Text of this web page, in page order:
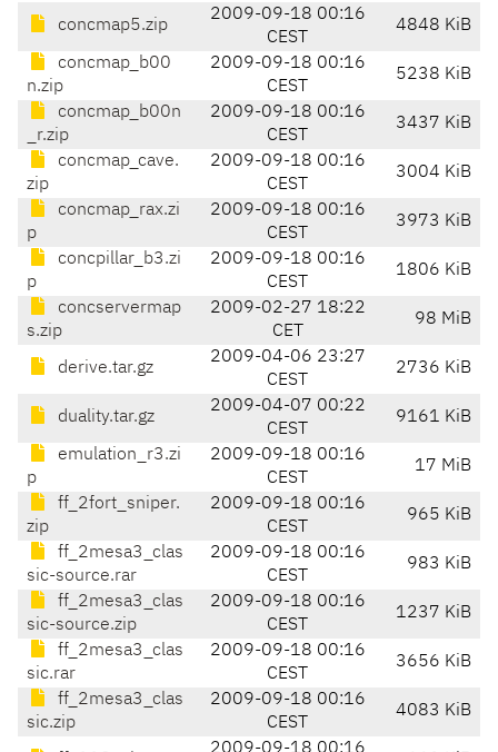
concmap5.zip
2009-09-18 00:16
CEST
4848 KiB
concmap_b00
n.zip
2009-09-18 00:16
CEST
5238 KiB
concmap_b00n
_r.zip
2009-09-18 00:16
CEST
3437 KiB
concmap_cave.
zip
2009-09-18 00:16
CEST
3004 KiB
concmap_rax.zi
p
2009-09-18 00:16
CEST
3973 KiB
concpillar_b3.zi
p
2009-09-18 00:16
CEST
1806 KiB
concservermap
s.zip
2009-02-27 18:22
CET
98 MiB
derive.tar.gz
2009-04-06 23:27
CEST
2736 KiB
duality.tar.gz
2009-04-07 00:22
CEST
9161 KiB
emulation_r3.zi
p
2009-09-18 00:16
CEST
17 MiB
ff_2fort_sniper.
zip
2009-09-18 00:16
CEST
965 KiB
ff_2mesa3_clas
sic-source.rar
2009-09-18 00:16
CEST
983 KiB
ff_2mesa3_clas
sic-source.zip
2009-09-18 00:16
CEST
1237 KiB
ff_2mesa3_clas
sic.rar
2009-09-18 00:16
CEST
3656 KiB
ff_2mesa3_clas
sic.zip
2009-09-18 00:16
CEST
4083 KiB